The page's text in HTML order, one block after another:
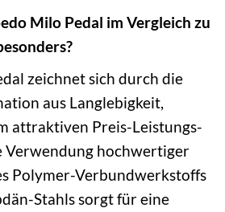
Milo Pedal im Vergleich zu
zeichnet sich durch die
aus Langlebigkeit,
attraktiven Preis-Leistungs-
Verwendung hochwertiger
Polymer-Verbundwerkstoffs
Stahls sorgt für eine